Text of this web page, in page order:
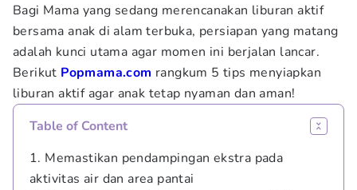
Bagi Mama yang sedang merencanakan liburan aktif
bersama anak di alam terbuka, persiapan yang matang
adalah kunci utama agar momen ini berjalan lancar.
Berikut Popmama.com rangkum 5 tips menyiapkan
liburan aktif agar anak tetap nyaman dan aman!
Table of Content
1. Memastikan pendampingan ekstra pada
aktivitas air dan area pantai